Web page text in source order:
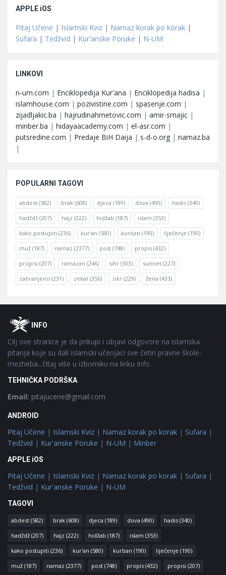
APPLE iOS
Pitaj Učene | Islamski Kviz | Namaz korak po korak |
Sufara | Tedžvid | Kur'anske Poruke | N-UM
LINKOVI
n-um.com | Enciklopedija Kur'ana | Enciklopedija hadisa |
islamhouse.com | pozivistine.com | spasenje.com |
zijadljakic.ba | hajrudinahmetovic.com | amir-smajic |
minber.ba | hidayaacademy.com | el-asr.com |
putsredine.com | Predaje BiH Daija | s-d-o.org | namaz.ba
|
POPULARNI TAGOVI
abdest (582) brak (608) djeca (189) dova (490) hadis (340)
hadždž (207) hajz (222) hidžab (187) islam (353)
kako postupiti (236) kur'an (580) kurban (190) liječenje (190)
muž (187) namaz (2377) post (748) propis (432)
propisi (207) ramazan (246) sihr (303) sunnet (227)
zabranjeno (231) zekat (356) zikr (229) žena (433)
FooterOINFO
Cilj ove stranice je da prikupi i objavi odgovore na islamska
pitanja koje su dali islamski učenjaci sve četiri pravne škole-
mezheba...čitaj više u izborniku na linku Info.
TEHNIČKA PODRŠKA
Email: pitajucene@gmail.com
ANDROID
Pitaj Učene | Islamski Kviz | Namaz korak po korak | Sufara |
Tedžvid | Kur'anske Poruke | N-UM | Minber
APPLE iOS
Pitaj Učene | Islamski Kviz | Namaz korak po korak | Sufara |
Tedžvid | Kur'anske Poruke | N-UM
TAGOVI
abdest (582) brak (608) djeca (189) dova (490) hadis (340)
hadždž (207) hajz (222) hidžab (187) islam (353)
kako postupiti (236) kur'an (580) kurban (190) liječenje (190)
muž (187) namaz (2377) post (748) propis (432) propisi (207)